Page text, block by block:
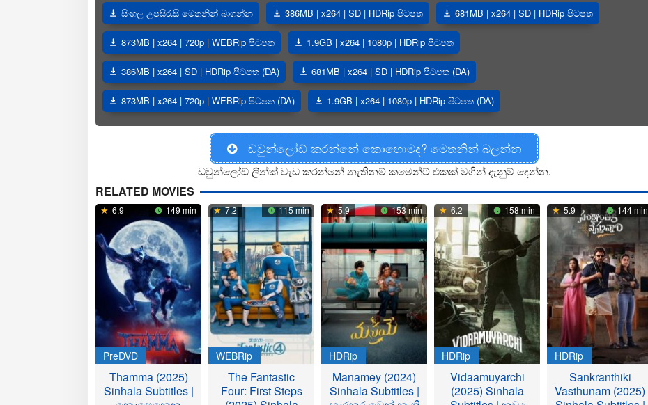
සිංහල උපසිරැසි මෙතනින් බාගන්න 386MB | x264 | SD | HDRip පිටපත 681MB | x264 | SD | HDRip පිටපත
873MB | x264 | 720p | WEBRip පිටපත 1.9GB | x264 | 1080p | HDRip පිටපත
386MB | x264 | SD | HDRip පිටපත (DA) 681MB | x264 | SD | HDRip පිටපත (DA)
873MB | x264 | 720p | WEBRip පිටපත (DA) 1.9GB | x264 | 1080p | HDRip පිටපත (DA)
ඩවුන්ලෝඩ් කරන්නේ කොහොමද? මෙතනින් බලන්න
ඩවුන්ලෝඩ් ලින්ක් වැඩ කරන්නේ නැතිනම් කමෙන්ට් එකක් මගින් දැනුම් දෙන්න.
RELATED MOVIES
6.9 149 min
PreDVD
Thamma (2025)
Sinhala Subtitles |
7.2 115 min
WEBRip
The Fantastic
Four: First Steps
5.9 153 min
HDRip
Manamey (2024)
Sinhala Subtitles |
6.2 158 min
HDRip
Vidaamuyarchi
(2025) Sinhala
5.9 144 min
HDRip
Sankranthiki
Vasthunam (2025)